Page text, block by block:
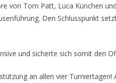
von Tom Patt, Luca Künchen
Den Schlusspunkt
und sicherte sich somit den
an allen vier Turniertagen!